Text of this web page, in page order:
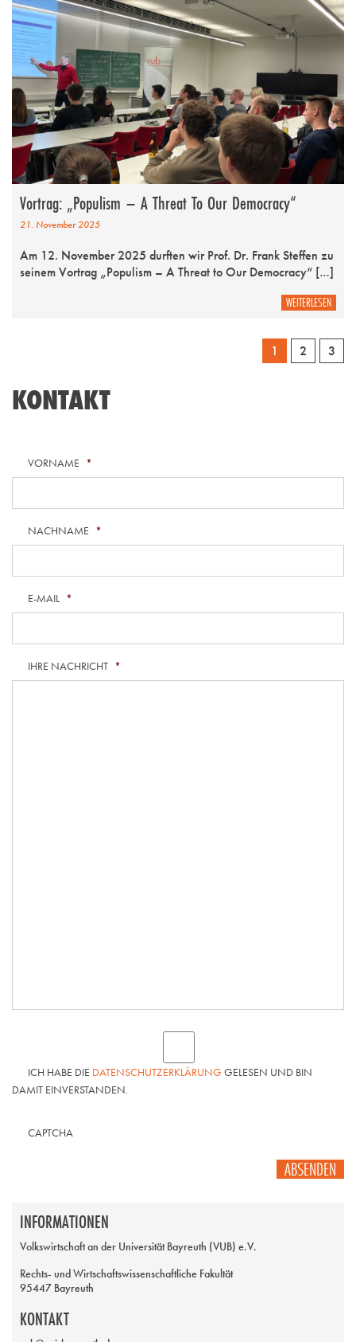
Vortrag: „Populism – A Threat To Our Democracy“
21. November 2025
Am 12. November 2025 durften wir Prof. Dr. Frank Steffen zu
seinem Vortrag „Populism – A Threat to Our Democracy“ […]
WEITERLESEN
1 2 3
KONTAKT
INFORMATIONEN
Volkswirtschaft an der Universität Bayreuth (VUB) e.V.
Rechts- und Wirtschaftswissenschaftliche Fakultät
95447 Bayreuth
KONTAKT
VORNAME *
NACHNAME *
E-MAIL *
IHRE NACHRICHT *
ICH HABE DIE DATENSCHUTZERKLÄRUNG GELESEN UND BIN
DAMIT EINVERSTANDEN.
CAPTCHA
ABSENDEN